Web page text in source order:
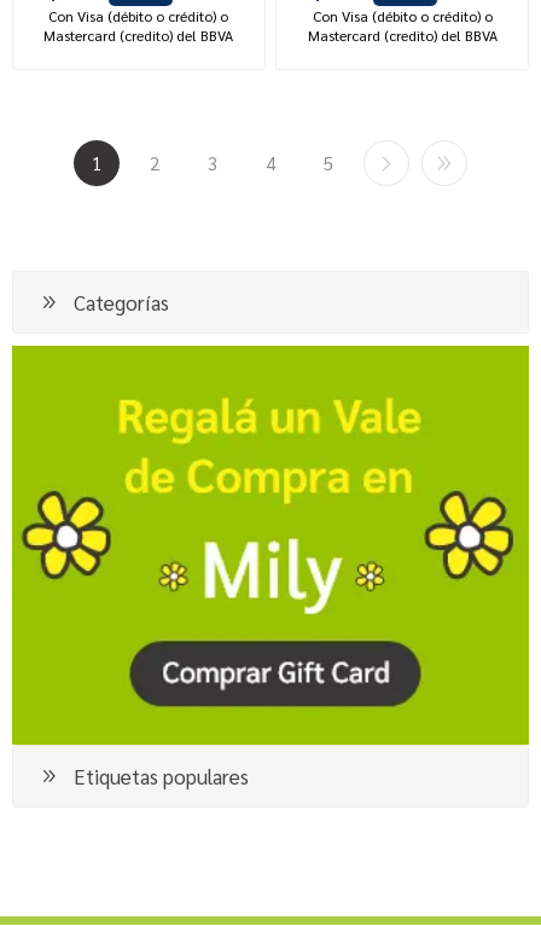
Con Visa (débito o crédito) o
Mastercard (credito) del BBVA
Con Visa (débito o crédito) o
Mastercard (credito) del BBVA
1 2 3 4 5
Categorías
Etiquetas populares